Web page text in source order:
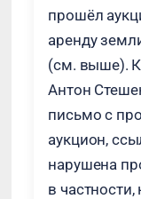
прошёл
аренду
(см. выше).
Антон
письмо с
аукцион,
нарушена
в